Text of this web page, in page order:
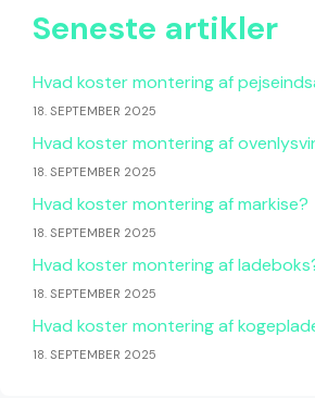
Seneste artikler
Hvad koster montering af
18. SEPTEMBER 2025
Hvad koster montering af
18. SEPTEMBER 2025
Hvad koster montering af markise?
18. SEPTEMBER 2025
Hvad koster montering af
18. SEPTEMBER 2025
Hvad koster montering af
18. SEPTEMBER 2025